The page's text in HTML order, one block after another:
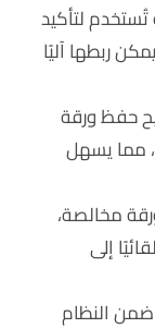
تُستخدم لتأكيد
ربطها آليًا
حفظ ورقة
مما يسهل
مخالصة،
إلى
ضمن النظام